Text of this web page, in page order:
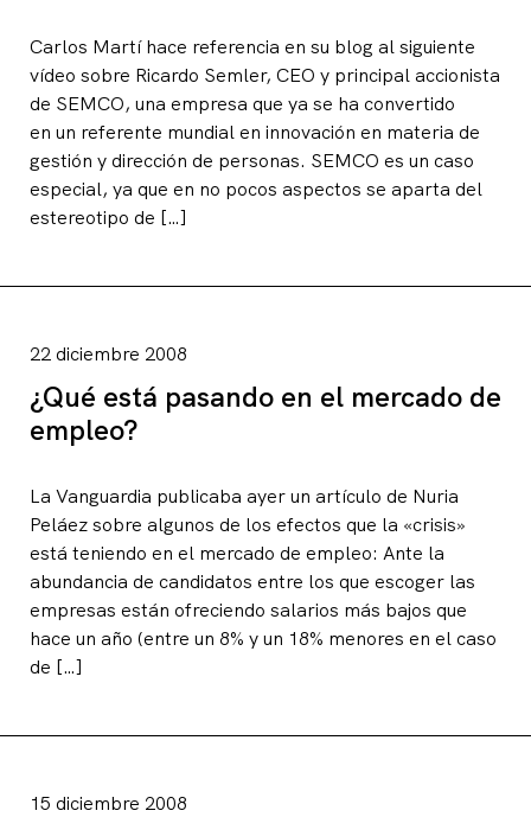
Suscribirse
Carlos Martí hace referencia en su blog al siguiente
vídeo sobre Ricardo Semler, CEO y principal accionista
de SEMCO, una empresa que ya se ha convertido
en un referente mundial en innovación en materia de
gestión y dirección de personas. SEMCO es un caso
especial, ya que en no pocos aspectos se aparta del
estereotipo de […]
22 diciembre 2008
¿Qué está pasando en el mercado de
empleo?
La Vanguardia publicaba ayer un artículo de Nuria
Peláez sobre algunos de los efectos que la «crisis»
está teniendo en el mercado de empleo: Ante la
abundancia de candidatos entre los que escoger las
empresas están ofreciendo salarios más bajos que
hace un año (entre un 8% y un 18% menores en el caso
de […]
15 diciembre 2008